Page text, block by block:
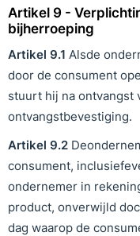
Artikel 9 -
bijherroeping
Artikel 9.1 Alsde
door de consument
stuurt hij na ontvangst
ontvangstbevestiging.
Artikel 9.2
consument,
ondernemer in
product, onverwijld
dag waarop de